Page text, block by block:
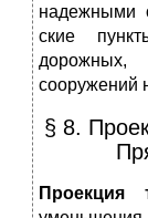
надежными
ские
дорожных,
сооружений
§ 8.
Проекция